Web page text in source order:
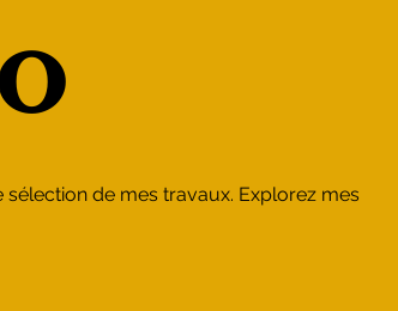
de mes travaux. Explorez mes